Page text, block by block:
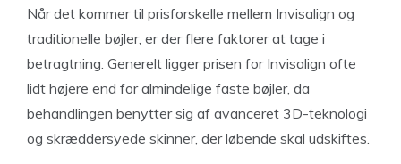
Når det kommer til prisforskelle mellem Invisalign og
traditionelle bøjler, er der flere faktorer at tage i
betragtning. Generelt ligger prisen for Invisalign ofte
lidt højere end for almindelige faste bøjler, da
behandlingen benytter sig af avanceret 3D-teknologi
og skræddersyede skinner, der løbende skal udskiftes.